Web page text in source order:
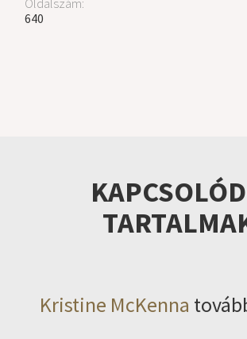
640
Kristine McKenna